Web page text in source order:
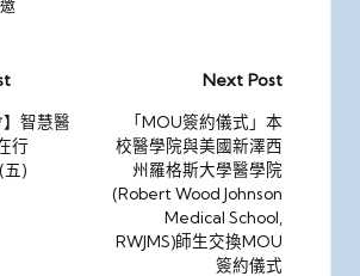
】智慧醫
行
五)
Next Post
「MOU簽約儀式」本
校醫學院與美國新澤西
州羅格斯大學醫學院
(Robert Wood Johnson
Medical School,
RWJMS)師生交換MOU
簽約儀式